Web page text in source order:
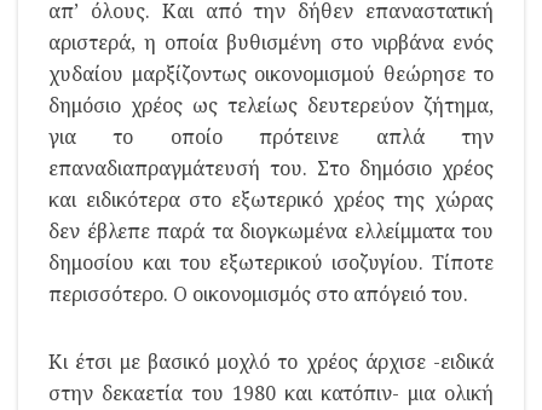
απ’ όλους. Και από την δήθεν επαναστατική
αριστερά, η οποία βυθισμένη στο νιρβάνα ενός
χυδαίου μαρξίζοντως οικονομισμού θεώρησε το
δημόσιο χρέος ως τελείως δευτερεύον ζήτημα,
για το οποίο πρότεινε απλά την
επαναδιαπραγμάτευσή του. Στο δημόσιο χρέος
και ειδικότερα στο εξωτερικό χρέος της χώρας
δεν έβλεπε παρά τα διογκωμένα ελλείμματα του
δημοσίου και του εξωτερικού ισοζυγίου. Τίποτε
περισσότερο. Ο οικονομισμός στο απόγειό του.
Κι έτσι με βασικό μοχλό το χρέος άρχισε -ειδικά
στην δεκαετία του 1980 και κατόπιν- μια ολική